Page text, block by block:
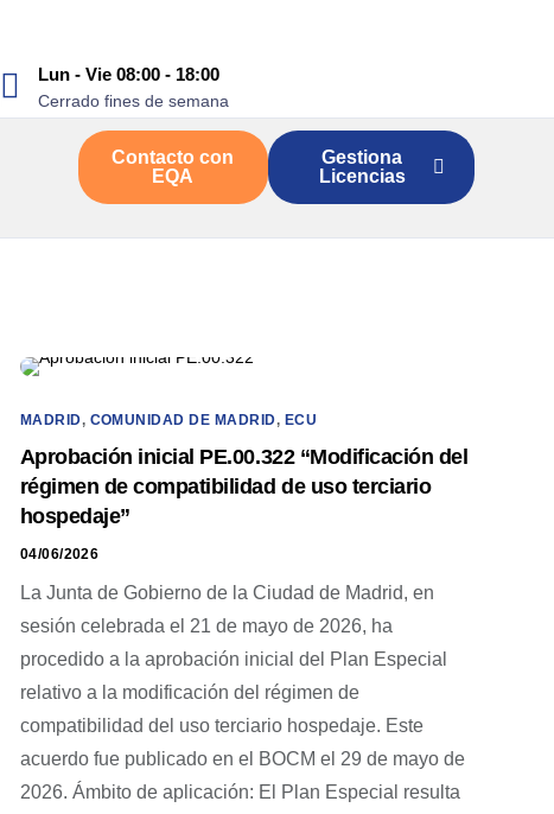
Lun - Vie 08:00 - 18:00
Cerrado fines de semana
Contacto con
EQA
Gestiona
Licencias
MADRID, COMUNIDAD DE MADRID, ECU
Aprobación inicial PE.00.322 “Modificación del
régimen de compatibilidad de uso terciario
hospedaje”
04/06/2026
La Junta de Gobierno de la Ciudad de Madrid, en
sesión celebrada el 21 de mayo de 2026, ha
procedido a la aprobación inicial del Plan Especial
relativo a la modificación del régimen de
compatibilidad del uso terciario hospedaje. Este
acuerdo fue publicado en el BOCM el 29 de mayo de
2026. Ámbito de aplicación: El Plan Especial resulta